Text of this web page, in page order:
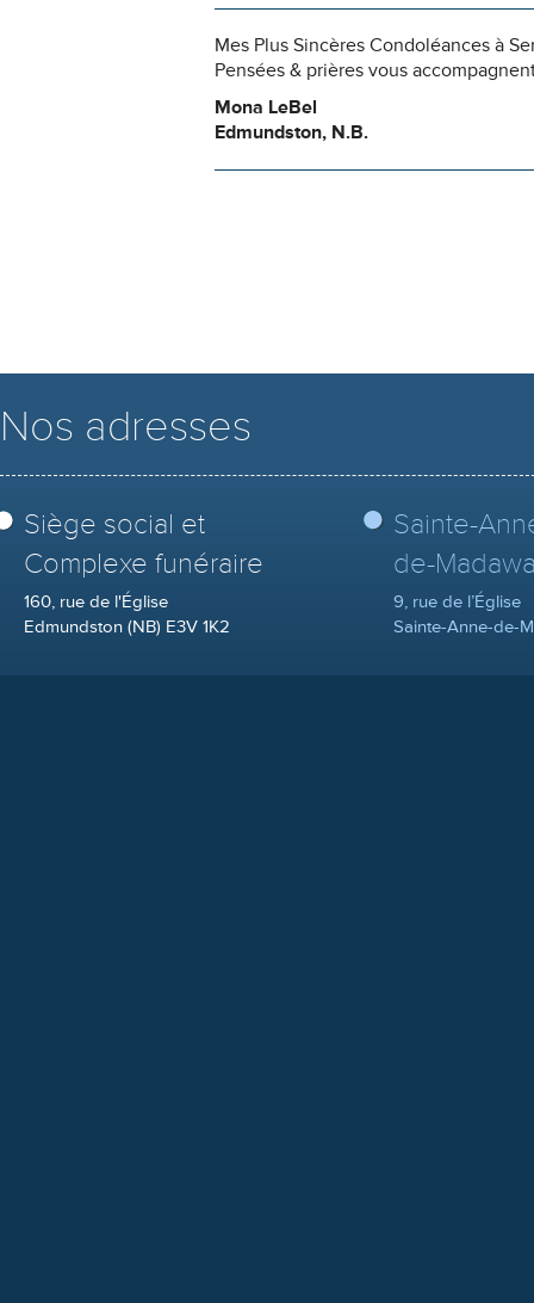
Mes Plus Sincères Condoléances à
Pensées & prières vous
Mona LeBel
Edmundston, N.B.
Nos adresses
Siège social et
Complexe funéraire
160, rue de l'Église
Edmundston (NB) E3V 1K2
Sainte-
de-
9, rue de l’Église
Sainte-Anne-de-